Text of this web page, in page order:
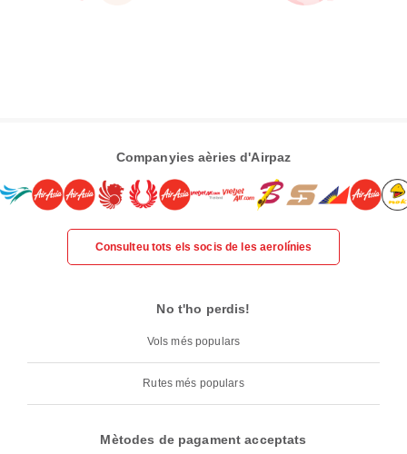
Companyies aèries d'Airpaz
Consulteu tots els socis de les aerolínies
No t'ho perdis!
Vols més populars
Rutes més populars
Mètodes de pagament acceptats